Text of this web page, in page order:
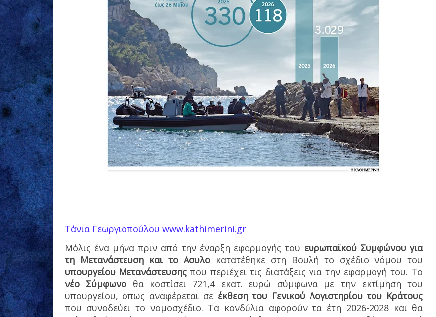
Τάνια Γεωργιοπούλου www.kathimerini.gr
Μόλις ένα μήνα πριν από την έναρξη εφαρμογής του ευρωπαϊκού Συμφώνου για
τη Μετανάστευση και το Ασυλοκατατέθηκε στη Βουλή το σχέδιο νόμου του
υπουργείου Μετανάστευσης που περιέχει τις διατάξεις για την εφαρμογή του. Το
νέο Σύμφωνο θα κοστίσει 721,4 εκατ. ευρώ σύμφωνα με την εκτίμηση του
υπουργείου, όπως αναφέρεται σε έκθεση του Γενικού Λογιστηρίου του Κράτους
που συνοδεύει το νομοσχέδιο. Τα κονδύλια αφορούν τα έτη 2026-2028 και θα